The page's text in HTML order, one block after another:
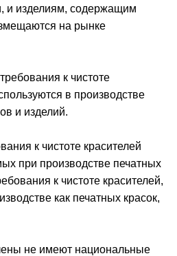
и изделиям, содержащим
на рынке
к чистоте
в производстве
и изделий.
к чистоте красителей
при производстве печатных
к чистоте красителей,
как печатных красок,
не имеют национальные